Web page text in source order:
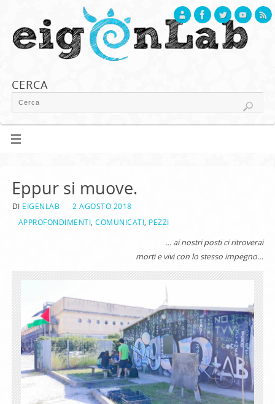
CERCA
Eppur si muove.
DI EIGENLAB
2 AGOSTO 2018
APPROFONDIMENTI,COMUNICATI, PEZZI
… ai nostri posti ci ritroverai
morti e vivi con lo stesso impegno…